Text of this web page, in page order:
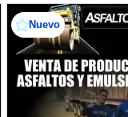
Nuevo